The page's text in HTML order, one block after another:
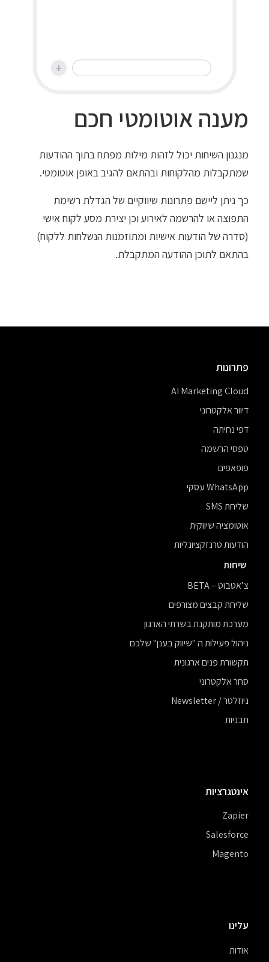
מענה אוטומטי חכם
מנגנון השיחות יכול לזהות מילות מפתח בתוך ההודעות
שמתקבלות מהלקוחות ובהתאם להגיב באופן אוטומטי.
כך ניתן ליישם פתרונות שיווקיים של הגדלת רשימת
התפוצה או להרשמה לאירוע וכן יצירת מסע לקוח אישי
(סדרה של הודעות אישיות ומתוזמנות הנשלחות ללקוח)
בהתאם לתוכן ההודעה המתקבלת.
פתרונות
AI Marketing Cloud
דיוור אלקטרוני
דפי נחיתה
טפסי הרשמה
פופאפים
WhatsApp עסקי
שליחת SMS
אוטומציה שיווקית
הודעות טרנזקציונליות
שיחות
צ’אטבוט – BETA
שליחת קבצים מצורפים
מערכת מותקנת בשרתי הארגון
ניהול פעילות ה "שיווק בענן" שלכם
תקשורת פנים ארגונית
סחר אלקטרוני
ניוזלטר / Newsletter
תבניות
אינטגרציות
Zapier
Salesforce
Magento
עלינו
אודות